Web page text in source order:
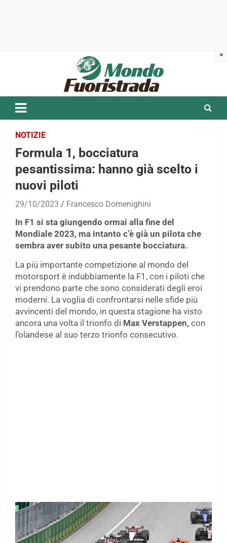
NOTIZIE
Formula 1, bocciatura
pesantissima: hanno già scelto i
nuovi piloti
29/10/2023 Francesco Domenighini
In F1 si sta giungendo ormai alla fine del
Mondiale 2023, ma intanto c’è già un pilota che
sembra aver subito una pesante bocciatura.
La più importante competizione al mondo del
motorsport è indubbiamente la F1, con i piloti che
vi prendono parte che sono considerati degli eroi
moderni. La voglia di confrontarsi nelle sfide più
avvincenti del mondo, in questa stagione ha visto
ancora una volta il trionfo di Max Verstappen, con
l’olandese al suo terzo trionfo consecutivo.